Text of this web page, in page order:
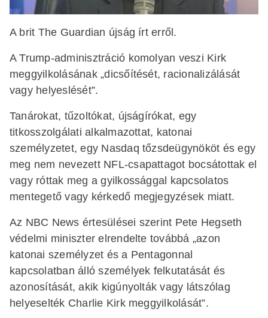
A brit The Guardian újság írt erről.
A Trump-adminisztráció komolyan veszi Kirk
meggyilkolásának „dicsőítését, racionalizálását
vagy helyeslését”.
Tanárokat, tűzoltókat, újságírókat, egy
titkosszolgálati alkalmazottat, katonai
személyzetet, egy Nasdaq tőzsdeügynököt és egy
meg nem nevezett NFL-csapattagot bocsátottak el
vagy róttak meg a gyilkossággal kapcsolatos
mentegető vagy kérkedő megjegyzések miatt.
Az NBC News értesülései szerint Pete Hegseth
védelmi miniszter elrendelte továbbá „azon
katonai személyzet és a Pentagonnal
kapcsolatban álló személyek felkutatását és
azonosítását, akik kigúnyolták vagy látszólag
helyeselték Charlie Kirk meggyilkolását”.